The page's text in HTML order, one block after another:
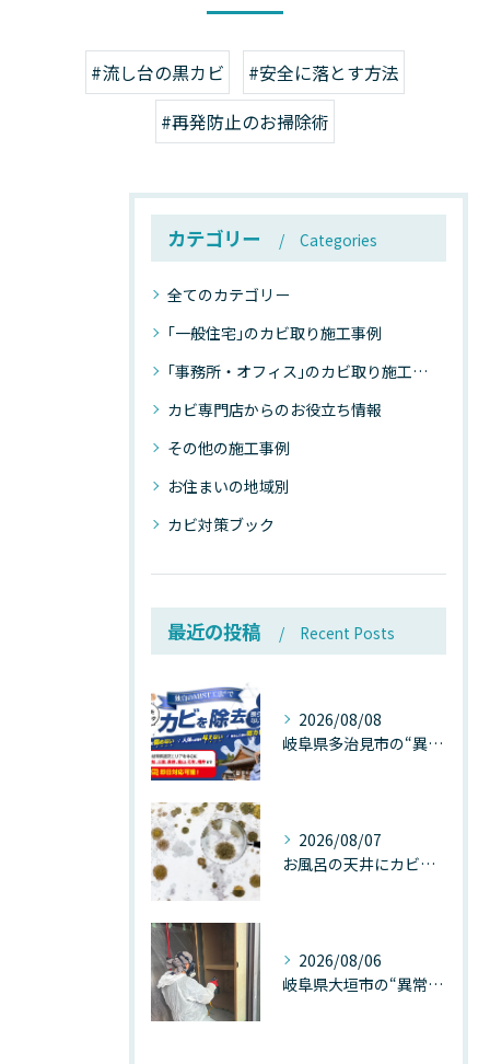
#流し台の黒カビ
#安全に落とす方法
#再発防止のお掃除術
カテゴリー Categories
全てのカテゴリー
｢一般住宅｣のカビ取り施工事例
｢事務所・オフィス｣のカビ取り施工事例
カビ専門店からのお役立ち情報
その他の施工事例
お住まいの地域別
カビ対策ブック
最近の投稿 Recent Posts
2026/08/08
岐阜県多治見市の“異常な高温”が建物内部を破壊する──深層カビが急増する危険な温度差の正体
2026/08/07
お風呂の天井にカビが生えたら要注意！2026年8月の猛暑・高湿度で急増する浴室カビの原因と正しい対策
2026/08/06
岐阜県大垣市の“異常に高い気温”が建物内部を腐らせる──深層カビが爆発的に増える本当の理由